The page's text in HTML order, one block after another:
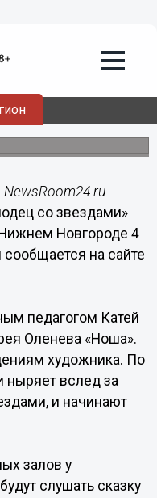
«Колодец со
«Арсенал»
Андрея Оленева
-
со звездами»
Новгороде 4
на сайте
педагогом Катей
Оленева «Ноша».
художника. По
ныряет вслед за
и начинают
залов у
слушать сказку